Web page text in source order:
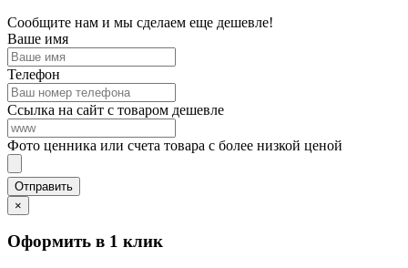
Сообщите нам и мы сделаем еще дешевле!
Ваше имя
Телефон
Ссылка на сайт с товаром дешевле
Фото ценника или счета товара с более низкой ценой
×
Оформить в 1 клик